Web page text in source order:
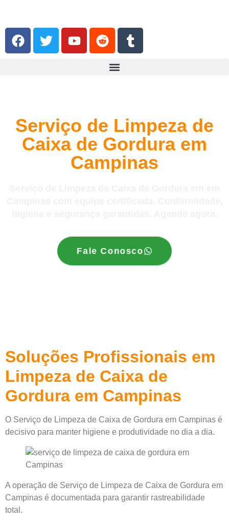
Serviço de Limpeza de
Caixa de Gordura em
Campinas
Fale Conosco
Soluções Profissionais em
Limpeza de Caixa de
Gordura em Campinas
O Serviço de Limpeza de Caixa de Gordura em Campinas é
decisivo para manter higiene e produtividade no dia a dia.
A operação de Serviço de Limpeza de Caixa de Gordura em
Campinas é documentada para garantir rastreabilidade
total.